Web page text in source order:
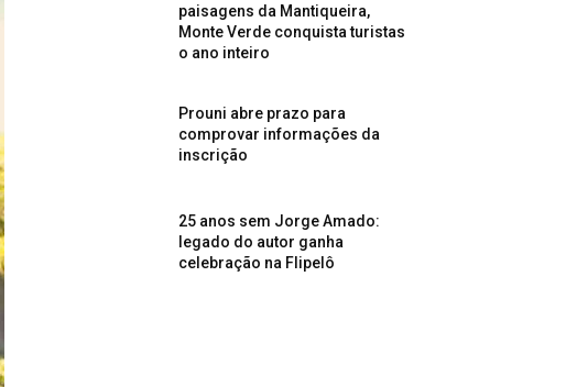
paisagens da Mantiqueira,
Monte Verde conquista turistas
o ano inteiro
Prouni abre prazo para
comprovar informações da
inscrição
25 anos sem Jorge Amado:
legado do autor ganha
celebração na Flipelô